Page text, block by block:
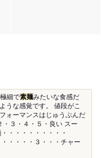
細で素麺みたいな食感だ
うな感覚です。 値段がこ
ォーマンスはじゅうぶんだ
・３・４・５・良い スー
・・・・・・・・・
・・・・３・・・チャー